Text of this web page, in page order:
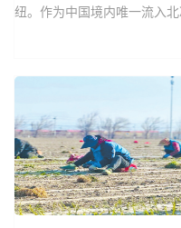
纽。作为中国境内唯一流入